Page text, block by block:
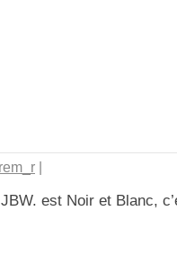
|
est Noir et Blanc,